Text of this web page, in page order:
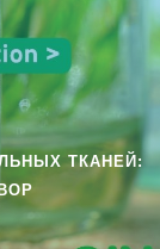
ТКАНЕЙ: